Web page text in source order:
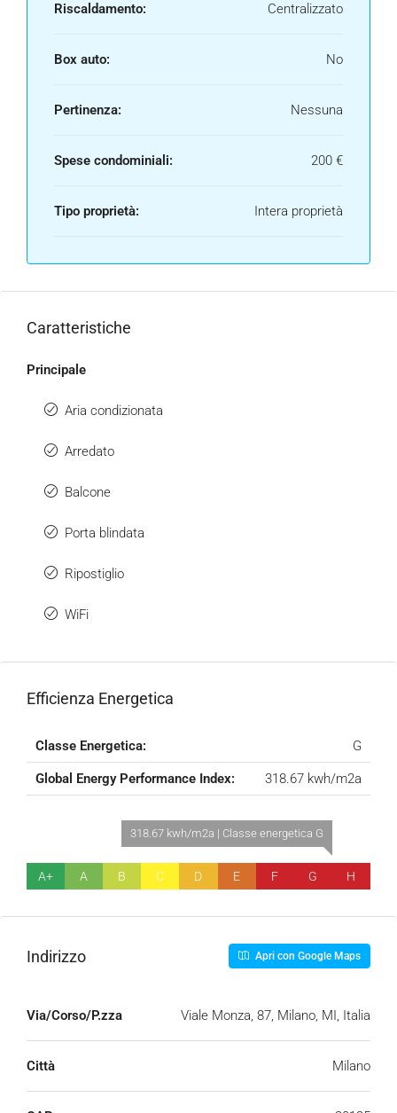
Riscaldamento: Centralizzato
Box auto: No
Pertinenza: Nessuna
Spese condominiali: 200 €
Tipo proprietà: Intera proprietà
Caratteristiche
Principale
Aria condizionata
Arredato
Balcone
Porta blindata
Ripostiglio
WiFi
Efficienza Energetica
Classe Energetica: G
Global Energy Performance Index: 318.67 kwh/m2a
A+ A B C D E F
318.67 kwh/m2a | Classe energetica G
G H
Indirizzo Apri con Google Maps
Via/Corso/P.zza Viale Monza, 87, Milano, MI, Italia
Città Milano